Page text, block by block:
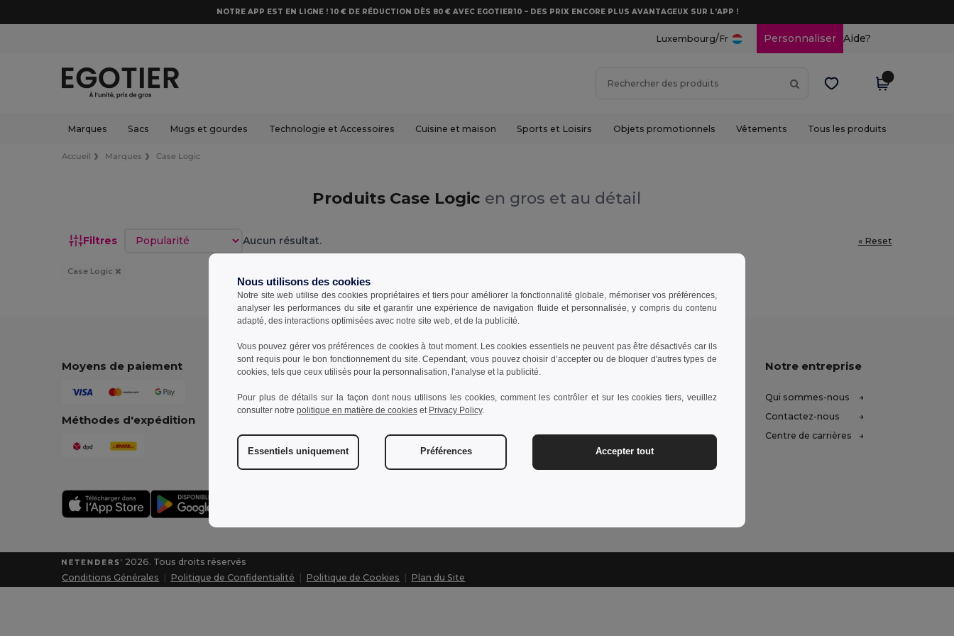
NOTRE APP EST EN LIGNE ! 10 € DE RÉDUCTION DÈS 80 € AVEC EGOTIER10 – DES PRIX ENCORE PLUS AVANTAGEUX SUR L’APP !
Luxembourg/Fr Personnaliser Aide?
Marques Sacs Mugs et gourdes Technologie et Accessoires Cuisine et maison Sports et Loisirs Objets promotionnels Vêtements Tous les produits
Accueil Marques Case Logic
Produits Case Logic en gros et au détail
Filtres Trier par Aucun résultat. « Reset
Case Logic
Moyens de paiement
Méthodes d'expédition
Contactez-nous
Service Client
client@egotier.lu
Ventes
ventes@egotier.lu
Laissez-nous vous aider
Centre d'aide (FAQ)
Retours et remboursements
Glossaire
Notre entreprise
Qui sommes-nous
Contactez-nous
Centre de carrières
2026. Tous droits réservés
Conditions Générales | Politique de Confidentialité | Politique de Cookies | Plan du Site
Nous utilisons des cookies
Notre site web utilise des cookies propriétaires et tiers pour améliorer la fonctionnalité globale, mémoriser vos préférences,
analyser les performances du site et garantir une expérience de navigation fluide et personnalisée, y compris du contenu
adapté, des interactions optimisées avec notre site web, et de la publicité.
Vous pouvez gérer vos préférences de cookies à tout moment. Les cookies essentiels ne peuvent pas être désactivés car ils
sont requis pour le bon fonctionnement du site. Cependant, vous pouvez choisir d’accepter ou de bloquer d'autres types de
cookies, tels que ceux utilisés pour la personnalisation, l'analyse et la publicité.
Pour plus de détails sur la façon dont nous utilisons les cookies, comment les contrôler et sur les cookies tiers, veuillez
consulter notre politique en matière de cookies et Privacy Policy.
Essentiels uniquement Préférences Accepter tout